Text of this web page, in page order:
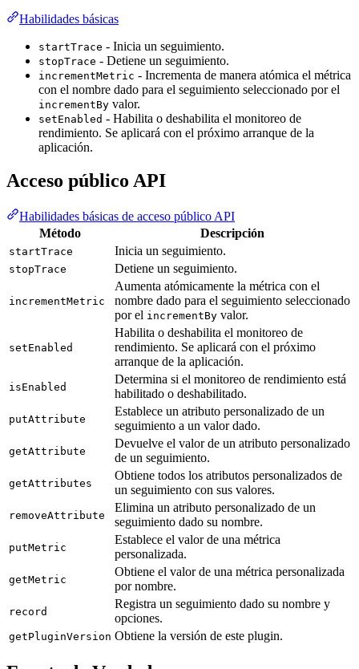
Habilidades básicas
startTrace - Inicia un seguimiento.
stopTrace - Detiene un seguimiento.
incrementMetric - Incrementa de manera atómica el métrica
con el nombre dado para el seguimiento seleccionado por el
incrementBy valor.
setEnabled - Habilita o deshabilita el monitoreo de
rendimiento. Se aplicará con el próximo arranque de la
aplicación.
Acceso público API
Habilidades básicas de acceso público API
Método
Descripción
startTrace Inicia un seguimiento.
stopTrace Detiene un seguimiento.
incrementMetric
Aumenta atómicamente la métrica con el
nombre dado para el seguimiento seleccionado
por el incrementBy valor.
setEnabled
Habilita o deshabilita el monitoreo de
rendimiento. Se aplicará con el próximo
arranque de la aplicación.
isEnabled
Determina si el monitoreo de rendimiento está
habilitado o deshabilitado.
putAttribute
Establece un atributo personalizado de un
seguimiento a un valor dado.
getAttribute
Devuelve el valor de un atributo personalizado
de un seguimiento.
getAttributes
Obtiene todos los atributos personalizados de
un seguimiento con sus valores.
removeAttribute
Elimina un atributo personalizado de un
seguimiento dado su nombre.
putMetric
Establece el valor de una métrica
personalizada.
getMetric
Obtiene el valor de una métrica personalizada
por nombre.
record
Registra un seguimiento dado su nombre y
opciones.
getPluginVersion Obtiene la versión de este plugin.